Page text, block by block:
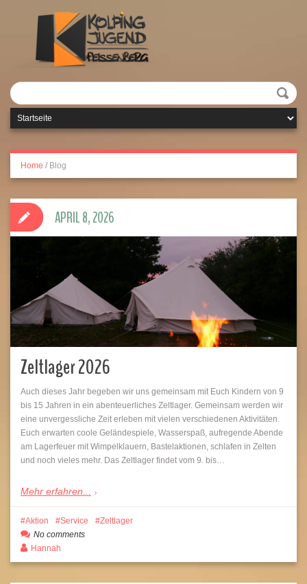
Home / Blog
Zeltlager 2026
Auch dieses Jahr begeben wir uns gemeinsam mit Euch Kindern von 9
bis 15 Jahren in ein abenteuerliches Zeltlager. Gemeinsam werden wir
eine unvergessliche Zeit erleben mit vielen verschiedenen Aktivitäten.
Euch erwarten coole Geländespiele, Wasserspaß, aufregende Abende
am Lagerfeuer mit Wimpelklauern, Bastelaktionen, schlafen in Zelten
und noch vieles mehr. Das Zeltlager findet vom 9. bis…
Mehr erfahren...
APRIL 8, 2026
Aktion Service
Zeltlager
No comments
Hannah